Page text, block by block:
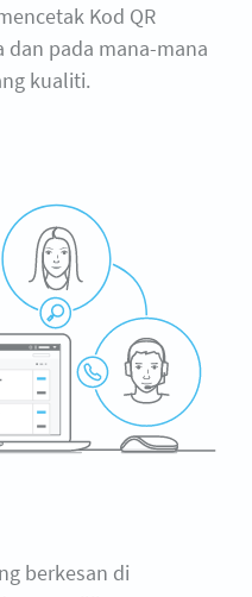
Kod QR
dan pada mana-mana
kualiti.
berkesan di